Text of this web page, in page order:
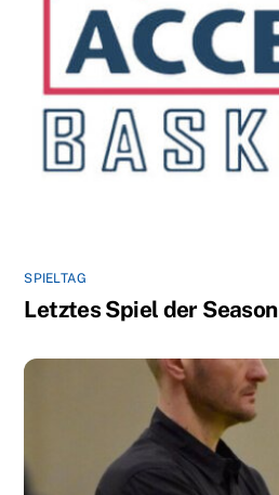
SPIELTAG
Letztes Spiel der Season